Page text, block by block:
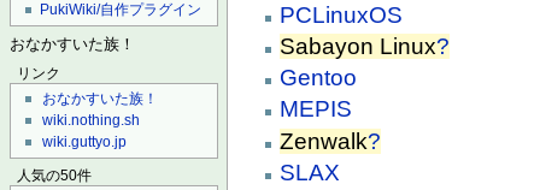
PukiWiki/自作プラグイン
おなかすいた族！
リンク
おなかすいた族！
wiki.nothing.sh
wiki.guttyo.jp
人気の50件
PCLinuxOS
Sabayon Linux?
Gentoo
MEPIS
Zenwalk?
SLAX